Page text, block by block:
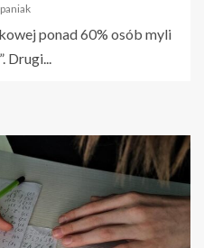
ponad 60% osób myli